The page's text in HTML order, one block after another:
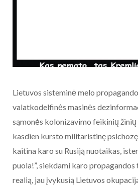
Lietuvos sisteminė melo
valatkodelfinės masinės
sąmonės kolonizavimo feikinių
kasdien kursto militaristinę
kaitina karo su Rusiją nuotaikas,
puola!”, siekdami karo
realią, jau įvykusią Lietuvos